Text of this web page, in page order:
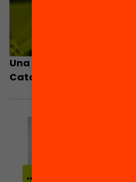
Una agenda per
Catalunya